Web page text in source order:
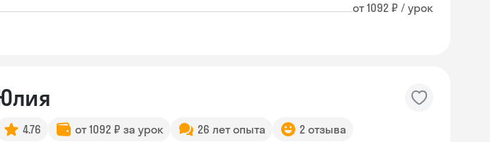
от 1092 ₽ / урок
4.76 от 1092 ₽ за урок 26 лет опыта 2 отзыва